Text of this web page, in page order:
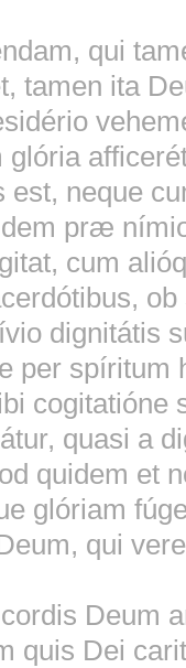
qui
tamen ita
glória
est, neque
præ
cum
ob
dignitátis
per spíritum
cogitatióne
quasi a
quidem et
glóriam
qui
Deum
quis Dei